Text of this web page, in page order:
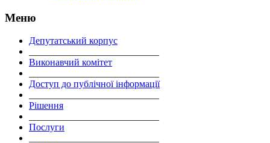
Меню
Депутатський корпус
Виконавчий комітет
Доступ до публічної інформації
Рішення
Послуги